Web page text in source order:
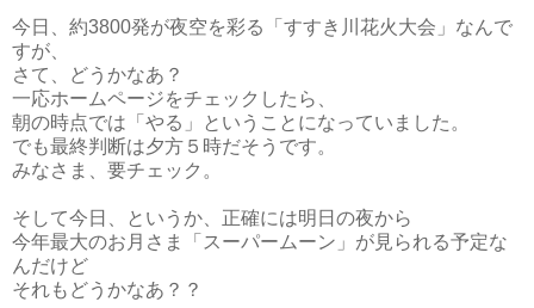
今日、約3800発が夜空を彩る「すすき川花火大会」なんで
すが、
さて、どうかなあ？
一応ホームページをチェックしたら、
朝の時点では「やる」ということになっていました。
でも最終判断は夕方５時だそうです。
みなさま、要チェック。
そして今日、というか、正確には明日の夜から
今年最大のお月さま「スーパームーン」が見られる予定な
んだけど
それもどうかなあ？？